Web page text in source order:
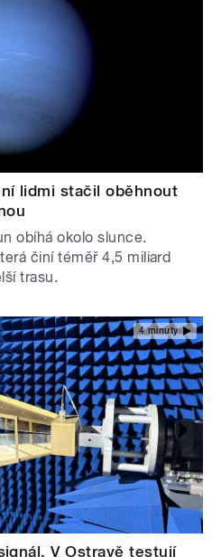
lidmi stačil oběhnout
obíhá okolo slunce.
činí téměř 4,5 miliard
trasu.
4 minuty
V Ostravě testují